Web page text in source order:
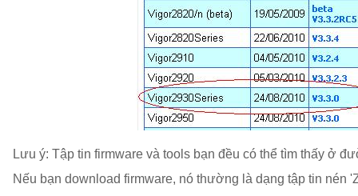
Lưu ý: Tập tin firmware và tools bạn đều có thể tìm thấy ở
Nếu bạn download firmware, nó thường là dạng tập tin nén